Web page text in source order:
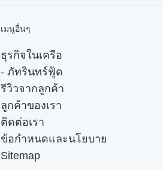
เมนูอื่นๆ
ธุรกิจในเครือ
- ภัทรินทร์ฟู้ด
รีวิวจากลูกค้า
ลูกค้าของเรา
ติดต่อเรา
ข้อกำหนดและนโยบาย
Sitemap